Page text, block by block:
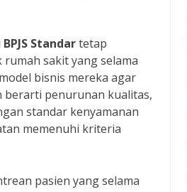
BPJS Standartetap
sakit yang selama
bisnis mereka agar
berarti penurunan kualitas,
standar kenyamanan
memenuhi kriteria
pasien yang selama